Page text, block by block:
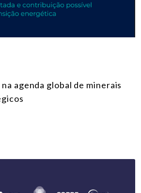
agenda global de minerais